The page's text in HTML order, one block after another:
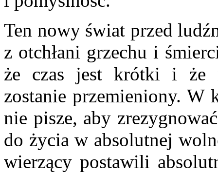
Ten nowy świat przed
z otchłani grzechu i
że czas jest krótki i że
zostanie przemieniony. W
nie pisze, aby
do życia w absolutnej
wierzący postawili